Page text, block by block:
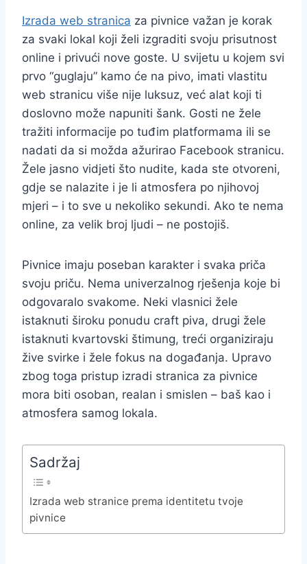
Izrada web stranica za pivnice važan je korak
za svaki lokal koji želi izgraditi svoju prisutnost
online i privući nove goste. U svijetu u kojem svi
prvo “guglaju” kamo će na pivo, imati vlastitu
web stranicu više nije luksuz, već alat koji ti
doslovno može napuniti šank. Gosti ne žele
tražiti informacije po tuđim platformama ili se
nadati da si možda ažurirao Facebook stranicu.
Žele jasno vidjeti što nudite, kada ste otvoreni,
gdje se nalazite i je li atmosfera po njihovoj
mjeri – i to sve u nekoliko sekundi. Ako te nema
online, za velik broj ljudi – ne postojiš.
Pivnice imaju poseban karakter i svaka priča
svoju priču. Nema univerzalnog rješenja koje bi
odgovaralo svakome. Neki vlasnici žele
istaknuti široku ponudu craft piva, drugi žele
istaknuti kvartovski štimung, treći organiziraju
žive svirke i žele fokus na događanja. Upravo
zbog toga pristup izradi stranica za pivnice
mora biti osoban, realan i smislen – baš kao i
atmosfera samog lokala.
Sadržaj
Izrada web stranice prema identitetu tvoje
pivnice